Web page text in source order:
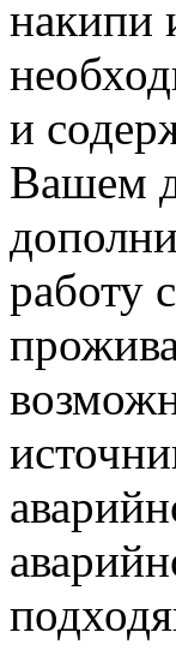
накипи
и
Вашем
работу